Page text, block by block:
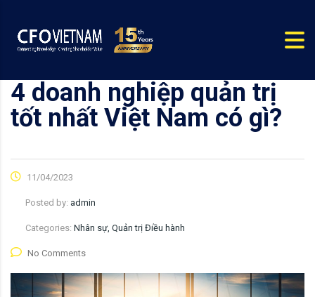
4 doanh nghiệp quản trị
tốt nhất Việt Nam có gì?
11/04/2023
Posted by: admin
Categories: Nhân sự, Quản trị Điều hành
No Comments